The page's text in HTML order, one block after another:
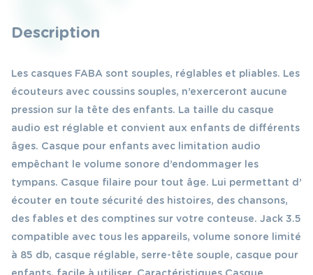
Description
Les casques FABA sont souples, réglables et pliables. Les
écouteurs avec coussins souples, n’exerceront aucune
pression sur la tête des enfants. La taille du casque
audio est réglable et convient aux enfants de différents
âges. Casque pour enfants avec limitation audio
empêchant le volume sonore d’endommager les
tympans. Casque filaire pour tout âge. Lui permettant d’
écouter en toute sécurité des histoires, des chansons,
des fables et des comptines sur votre conteuse. Jack 3.5
compatible avec tous les appareils, volume sonore limité
à 85 db, casque réglable, serre-tête souple, casque pour